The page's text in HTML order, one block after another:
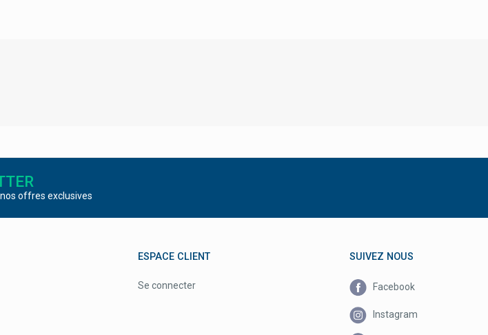
offres exclusives
ESPACE CLIENT
Se connecter
SUIVEZ NOUS
Facebook
Instagram